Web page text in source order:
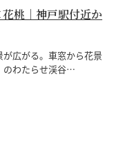
桃｜神戸駅付近か
広がる。車窓から花景
のわたらせ渓谷…